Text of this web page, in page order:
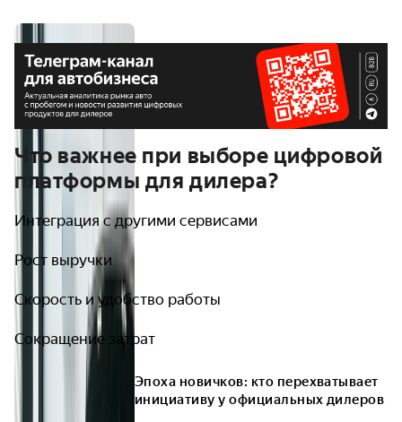
Что важнее при выборе цифровой
платформы для дилера?
Интеграция с другими сервисами
Рост выручки
Скорость и удобство работы
Сокращение затрат
Эпоха новичков: кто перехватывает
инициативу у официальных дилеров